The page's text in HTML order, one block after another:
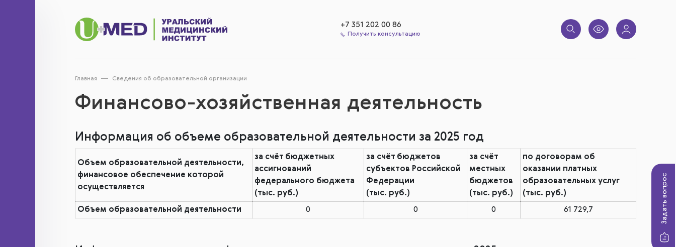
Задать вопрос
+7 351 202 00 86
Получить консультацию
Главная Сведения об образовательной организации
Финансово-хозяйственная деятельность
Информация об объеме образовательной деятельности за 2025 год
Объем образовательной деятельности,
финансовое обеспечение которой
осуществляется
за счёт бюджетных
ассигнований
федерального бюджета
(тыс. руб.)
за счёт бюджетов
субъектов Российской
Федерации
(тыс. руб.)
за счёт
местных
бюджетов
(тыс. руб.)
по договорам об
оказании платных
образовательных услуг
(тыс. руб.)
Объем образовательной деятельности 0 0 0 61 729,7